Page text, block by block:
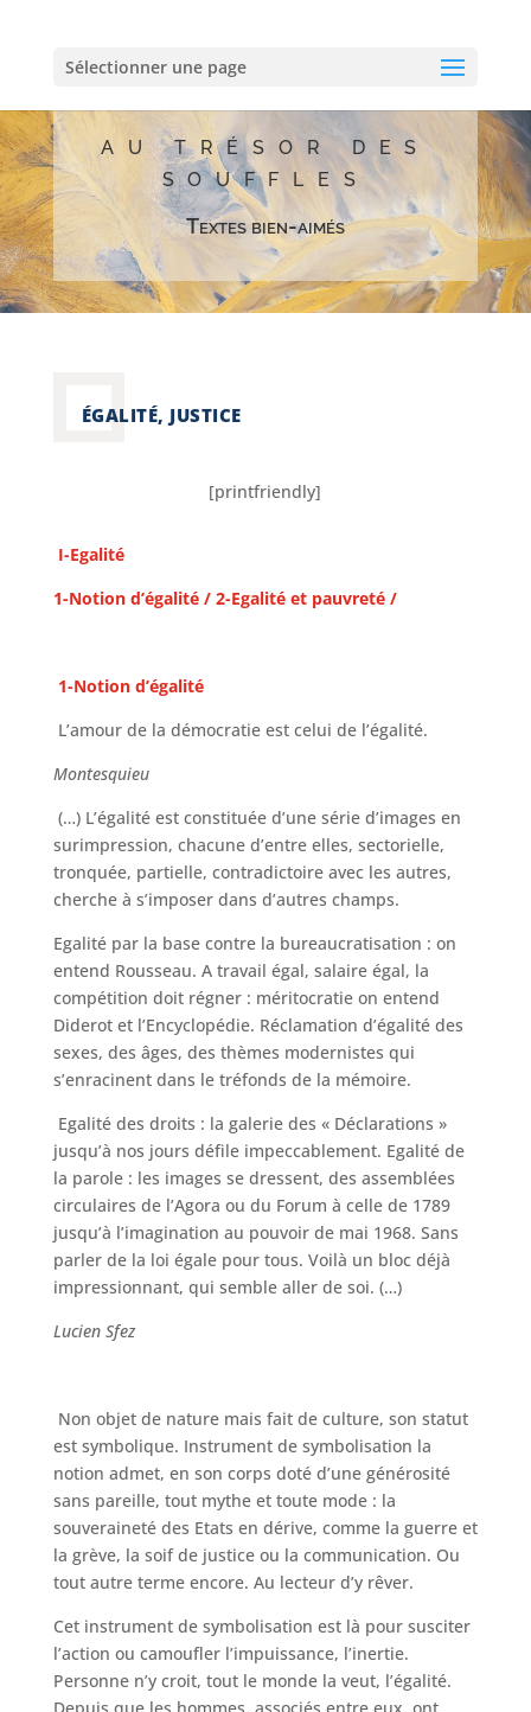
Sélectionner une page
AU TRÉSOR DES
SOUFFLES
Textes bien-aimés
ÉGALITÉ, JUSTICE
[printfriendly]
I-Egalité
1-Notion d’égalité / 2-Egalité et pauvreté /
1-Notion d’égalité
L’amour de la démocratie est celui de l’égalité.
Montesquieu
(…) L’égalité est constituée d’une série d’images en
surimpression, chacune d’entre elles, sectorielle,
tronquée, partielle, contradictoire avec les autres,
cherche à s’imposer dans d’autres champs.
Egalité par la base contre la bureaucratisation : on
entend Rousseau. A travail égal, salaire égal, la
compétition doit régner : méritocratie on entend
Diderot et l’Encyclopédie. Réclamation d’égalité des
sexes, des âges, des thèmes modernistes qui
s’enracinent dans le tréfonds de la mémoire.
Egalité des droits : la galerie des « Déclarations »
jusqu’à nos jours défile impeccablement. Egalité de
la parole : les images se dressent, des assemblées
circulaires de l’Agora ou du Forum à celle de 1789
jusqu’à l’imagination au pouvoir de mai 1968. Sans
parler de la loi égale pour tous. Voilà un bloc déjà
impressionnant, qui semble aller de soi. (…)
Lucien Sfez
Non objet de nature mais fait de culture, son statut
est symbolique. Instrument de symbolisation la
notion admet, en son corps doté d’une générosité
sans pareille, tout mythe et toute mode : la
souveraineté des Etats en dérive, comme la guerre et
la grève, la soif de justice ou la communication. Ou
tout autre terme encore. Au lecteur d’y rêver.
Cet instrument de symbolisation est là pour susciter
l’action ou camoufler l’impuissance, l’inertie.
Personne n’y croit, tout le monde la veut, l’égalité.